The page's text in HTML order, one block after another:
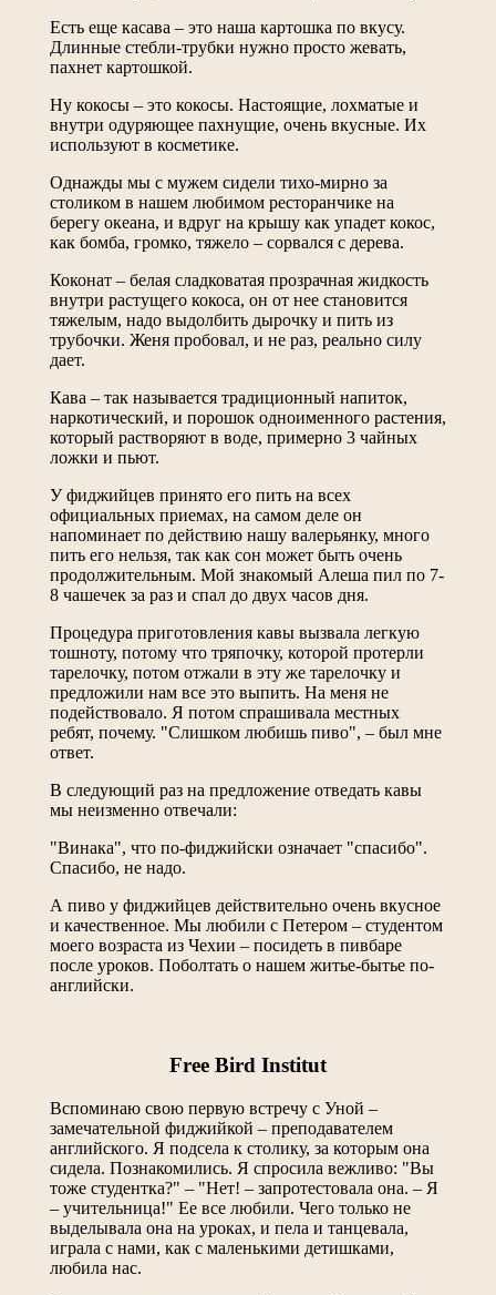
Есть еще касава – это наша картошка по вкусу.
Длинные стебли-трубки нужно просто жевать,
пахнет картошкой.
Ну кокосы – это кокосы. Настоящие, лохматые и
внутри одуряющее пахнущие, очень вкусные. Их
используют в косметике.
Однажды мы с мужем сидели тихо-мирно за
столиком в нашем любимом ресторанчике на
берегу океана, и вдруг на крышу как упадет кокос,
как бомба, громко, тяжело – сорвался с дерева.
Коконат – белая сладковатая прозрачная жидкость
внутри растущего кокоса, он от нее становится
тяжелым, надо выдолбить дырочку и пить из
трубочки. Женя пробовал, и не раз, реально силу
дает.
Кава – так называется традиционный напиток,
наркотический, и порошок одноименного растения,
который растворяют в воде, примерно 3 чайных
ложки и пьют.
У фиджийцев принято его пить на всех
официальных приемах, на самом деле он
напоминает по действию нашу валерьянку, много
пить его нельзя, так как сон может быть очень
продолжительным. Мой знакомый Алеша пил по 7-
8 чашечек за раз и спал до двух часов дня.
Процедура приготовления кавы вызвала легкую
тошноту, потому что тряпочку, которой протерли
тарелочку, потом отжали в эту же тарелочку и
предложили нам все это выпить. На меня не
подействовало. Я потом спрашивала местных
ребят, почему. "Слишком любишь пиво", – был мне
ответ.
В следующий раз на предложение отведать кавы
мы неизменно отвечали:
"Винака", что по-фиджийски означает "спасибо".
Спасибо, не надо.
А пиво у фиджийцев действительно очень вкусное
и качественное. Мы любили с Петером – студентом
моего возраста из Чехии – посидеть в пивбаре
после уроков. Поболтать о нашем житье-бытье по-
английски.
Free Bird Institut
Вспоминаю свою первую встречу с Уной –
замечательной фиджийкой – преподавателем
английского. Я подсела к столику, за которым она
сидела. Познакомились. Я спросила вежливо: "Вы
тоже студентка?" – "Нет! – запротестовала она. – Я
– учительница!" Ее все любили. Чего только не
выделывала она на уроках, и пела и танцевала,
играла с нами, как с маленькими детишками,
любила нас.